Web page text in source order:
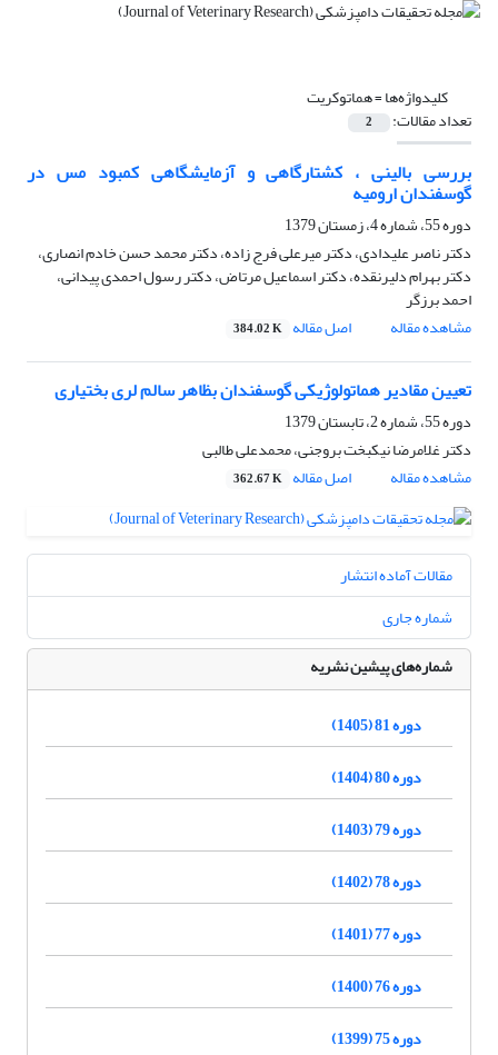
کلیدواژه‌ها =هماتوکریت
تعداد مقالات: 2
بررسی بالینی ، کشتارگاهی و آزمایشگاهی کمبود مس در
گوسفندان ارومیه
دوره 55، شماره 4، زمستان 1379
دکتر ناصر علیدادی، دکتر میرعلی فرج زاده، دکتر محمد حسن خادم انصاری،
دکتر بهرام دلیرنقده، دکتر اسماعیل مرتاض، دکتر رسول احمدی پیدانی،
احمد برزگر
مشاهده مقاله
اصل مقاله 384.02 K
تعیین مقادیر هماتولوژیکی گوسفندان بظاهر سالم لری بختیاری
دوره 55، شماره 2، تابستان 1379
دکتر غلامرضا نیکبخت بروجنی، محمدعلی طالبی
مشاهده مقاله
اصل مقاله 362.67 K
مقالات آماده انتشار
شماره جاری
شماره‌های پیشین نشریه
دوره 81 (1405)
دوره 80 (1404)
دوره 79 (1403)
دوره 78 (1402)
دوره 77 (1401)
دوره 76 (1400)
دوره 75 (1399)